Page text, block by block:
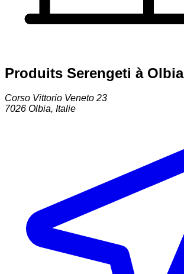
Produits Serengeti à Olbia
Corso Vittorio Veneto 23
7026 Olbia, Italie